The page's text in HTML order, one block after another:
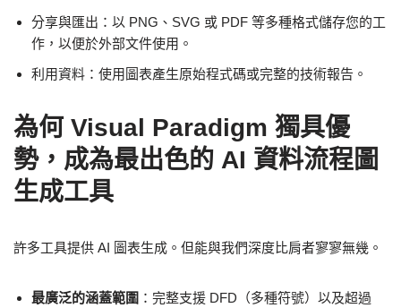
分享與匯出：以 PNG、SVG 或 PDF 等多種格式儲存您的工
作，以便於外部文件使用。
利用資料：使用圖表產生原始程式碼或完整的技術報告。
為何 Visual Paradigm 獨具優
勢，成為最出色的 AI 資料流程圖
生成工具
許多工具提供 AI 圖表生成。但能與我們深度比肩者寥寥無幾。
最廣泛的涵蓋範圍 ：完整支援 DFD（多種符號）以及超過